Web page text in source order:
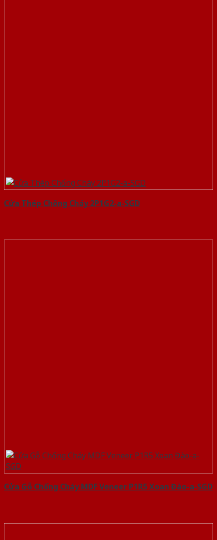
Cửa Thép Chống Cháy 2P1G2-a-SGD
Cửa Gỗ Chống Cháy MDF Veneer P1R5 Xoan Đào-a-SGD